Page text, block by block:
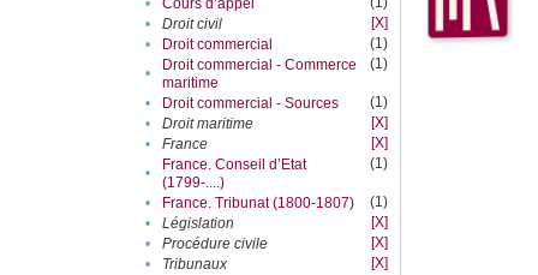
•
Cours d’appel
•
Droit civil
[X]
•
Droit commercial
(1)
•
Droit commercial - Commerce
maritime
(1)
• Droit commercial - Sources
(1)
•
Droit maritime
[X]
•
France
[X]
•
France. Conseil d’Etat
(1799-....)
(1)
• France. Tribunat (1800-1807)
(1)
•
Législation
[X]
•
Procédure civile
[X]
•
Tribunaux
[X]